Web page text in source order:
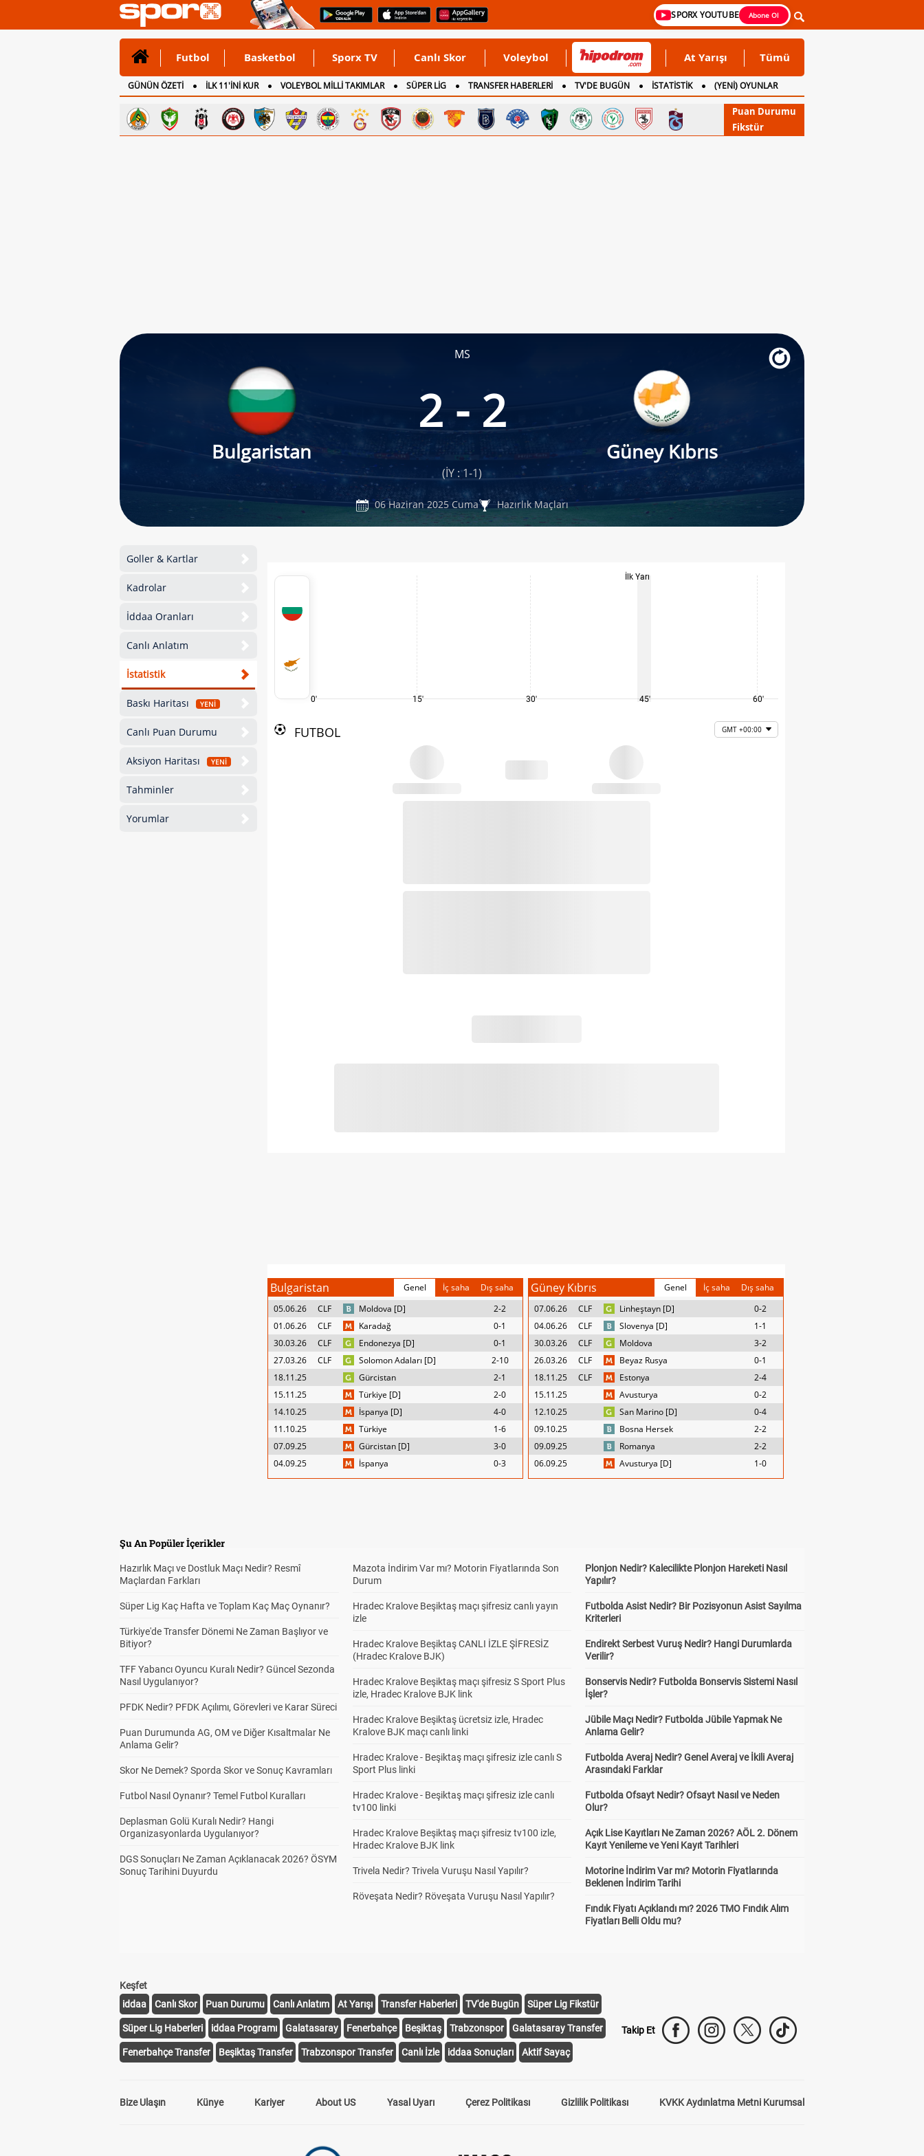
SPORX YOUTUBE Abone Ol
Futbol Basketbol Sporx TV Canlı Skor Voleybol At Yarışı Tümü
GÜNÜN ÖZETİ İLK 11'İNİ KUR VOLEYBOL MİLLİ TAKIMLAR SÜPER LİG TRANSFER HABERLERİ TV'DE BUGÜN İSTATİSTİK
(YENİ) OYUNLAR
CANLI ANLATIM
İNGİLTERE
Puan Durumu
Fikstür
MS
Bulgaristan
2 - 2
Güney Kıbrıs
(İY : 1-1)
06 Haziran 2025 Cuma Hazırlık Maçları
Goller & Kartlar
Kadrolar
İddaa Oranları
Canlı Anlatım
İstatistik
Baskı Haritası YENİ
Canlı Puan Durumu
Aksiyon Haritası YENİ
Tahminler
Yorumlar
0' 15' 30'
İlk Yarı
45' 60'
FUTBOL GMT +00:00
Bulgaristan Genel İç saha
Dış saha
05.06.26
CLF Moldova [D]
2-2
01.06.26
CLF Karadağ
0-1
30.03.26
CLF Endonezya [D]
0-1
27.03.26
CLF Solomon Adaları [D]
2-10
18.11.25
Gürcistan
2-1
15.11.25
Türkiye [D]
2-0
14.10.25
İspanya [D]
4-0
11.10.25
Türkiye
1-6
07.09.25
Gürcistan [D]
3-0
04.09.25
İspanya 0-3
Güney Kıbrıs Genel İç saha
Dış saha
07.06.26
CLF Linheştayn [D]
0-2
04.06.26
CLF Slovenya [D]
1-1
30.03.26
CLF Moldova
3-2
26.03.26
CLF Beyaz Rusya
0-1
18.11.25
CLF Estonya
2-4
15.11.25
Avusturya
0-2
12.10.25
San Marino [D]
0-4
09.10.25
Bosna Hersek
2-2
09.09.25
Romanya
2-2
06.09.25
Avusturya [D] 1-0
Şu An Popüler İçerikler
Hazırlık Maçı ve Dostluk Maçı Nedir? Resmî
Maçlardan Farkları
Süper Lig Kaç Hafta ve Toplam Kaç Maç Oynanır?
Türkiye'de Transfer Dönemi Ne Zaman Başlıyor ve
Bitiyor?
TFF Yabancı Oyuncu Kuralı Nedir? Güncel Sezonda
Nasıl Uygulanıyor?
PFDK Nedir? PFDK Açılımı, Görevleri ve Karar Süreci
Puan Durumunda AG, OM ve Diğer Kısaltmalar Ne
Anlama Gelir?
Skor Ne Demek? Sporda Skor ve Sonuç Kavramları
Futbol Nasıl Oynanır? Temel Futbol Kuralları
Deplasman Golü Kuralı Nedir? Hangi
Organizasyonlarda Uygulanıyor?
DGS Sonuçları Ne Zaman Açıklanacak 2026? ÖSYM
Sonuç Tarihini Duyurdu
Mazota İndirim Var mı? Motorin Fiyatlarında Son
Durum
Hradec Kralove Beşiktaş maçı şifresiz canlı yayın
izle
Hradec Kralove Beşiktaş CANLI İZLE ŞİFRESİZ
(Hradec Kralove BJK)
Hradec Kralove Beşiktaş maçı şifresiz S Sport Plus
izle, Hradec Kralove BJK link
Hradec Kralove Beşiktaş ücretsiz izle, Hradec
Kralove BJK maçı canlı linki
Hradec Kralove - Beşiktaş maçı şifresiz izle canlı S
Sport Plus linki
Hradec Kralove - Beşiktaş maçı şifresiz izle canlı
tv100 linki
Hradec Kralove Beşiktaş maçı şifresiz tv100 izle,
Hradec Kralove BJK link
Trivela Nedir? Trivela Vuruşu Nasıl Yapılır?
Röveşata Nedir? Röveşata Vuruşu Nasıl Yapılır?
Plonjon Nedir? Kalecilikte Plonjon Hareketi Nasıl
Yapılır?
Futbolda Asist Nedir? Bir Pozisyonun Asist Sayılma
Kriterleri
Endirekt Serbest Vuruş Nedir? Hangi Durumlarda
Verilir?
Bonservis Nedir? Futbolda Bonservis Sistemi Nasıl
İşler?
Jübile Maçı Nedir? Futbolda Jübile Yapmak Ne
Anlama Gelir?
Futbolda Averaj Nedir? Genel Averaj ve İkili Averaj
Arasındaki Farklar
Futbolda Ofsayt Nedir? Ofsayt Nasıl ve Neden
Olur?
Açık Lise Kayıtları Ne Zaman 2026? AÖL 2. Dönem
Kayıt Yenileme ve Yeni Kayıt Tarihleri
Motorine İndirim Var mı? Motorin Fiyatlarında
Beklenen İndirim Tarihi
Fındık Fiyatı Açıklandı mı? 2026 TMO Fındık Alım
Fiyatları Belli Oldu mu?
Keşfet
iddaa
Canlı Skor Puan Durumu Canlı Anlatım At Yarışı Transfer Haberleri TV'de Bugün Süper Lig Fikstür
Süper Lig Haberleri iddaa Programı Galatasaray Fenerbahçe Beşiktaş Trabzonspor Galatasaray Transfer
Fenerbahçe Transfer Beşiktaş Transfer Trabzonspor Transfer Canlı İzle iddaa Sonuçları Aktif Sayaç
Takip Et
Bize Ulaşın Künye Kariyer About US Yasal Uyarı Çerez Politikası Gizlilik Politikası KVKK Aydınlatma Metni Kurumsal